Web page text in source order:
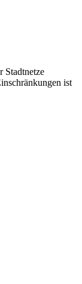
Stadtnetze
ist